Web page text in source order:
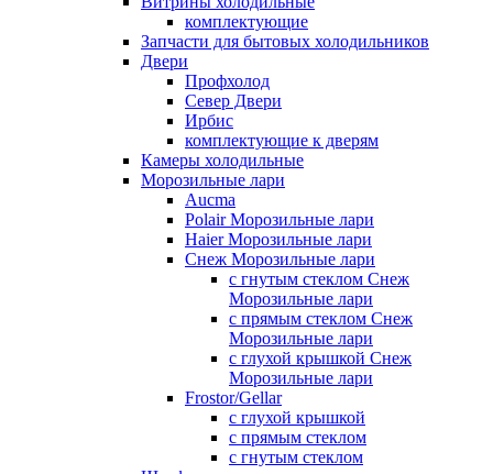
комплектующие
Запчасти для бытовых холодильников
Двери
Профхолод
Север Двери
Ирбис
комплектующие к дверям
Камеры холодильные
Морозильные лари
Aucma
Polair Морозильные лари
Haier Морозильные лари
Снеж Морозильные лари
с гнутым стеклом Снеж
Морозильные лари
с прямым стеклом Снеж
Морозильные лари
с глухой крышкой Снеж
Морозильные лари
Frostor/Gellar
с глухой крышкой
с прямым стеклом
с гнутым стеклом